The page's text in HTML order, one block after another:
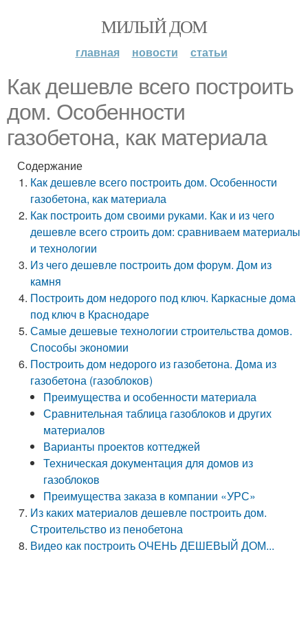
МИЛЫЙ ДОМ
главная новости статьи
Как дешевле всего построить
дом. Особенности
газобетона, как материала
Содержание
Как дешевле всего построить дом. Особенности
газобетона, как материала
Как построить дом своими руками. Как и из чего
дешевле всего строить дом: сравниваем материалы
и технологии
Из чего дешевле построить дом форум. Дом из
камня
Построить дом недорого под ключ. Каркасные дома
под ключ в Краснодаре
Самые дешевые технологии строительства домов.
Способы экономии
Построить дом недорого из газобетона. Дома из
газобетона (газоблоков)
Преимущества и особенности материала
Сравнительная таблица газоблоков и других
материалов
Варианты проектов коттеджей
Техническая документация для домов из
газоблоков
Преимущества заказа в компании «УРС»
Из каких материалов дешевле построить дом.
Строительство из пенобетона
Видео как построить ОЧЕНЬ ДЕШЕВЫЙ ДОМ...